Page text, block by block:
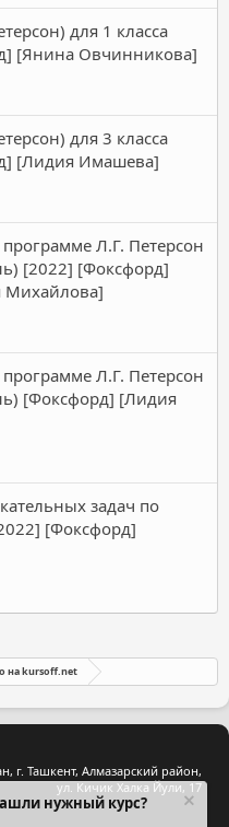
для 1 класса
[Янина Овчинникова]
для 3 класса
[Лидия Имашева]
Л.Г. Петерсон
[2022] [Фоксфорд]
Л.Г. Петерсон
[Фоксфорд] [Лидия
задач по
[Фоксфорд]
на kursoff.net
г. Ташкент, Алмазарский район,
ул. Кичик Халка Йули, 17
нужный курс?